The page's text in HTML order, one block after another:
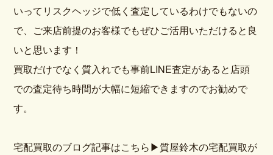
いってリスクヘッジで低く査定しているわけでもないの
で、ご来店前提のお客様でもぜひご活用いただけると良
いと思います！
買取だけでなく質入れでも事前LINE査定があると店頭
での査定待ち時間が大幅に短縮できますのでお勧めで
す。
宅配買取のブログ記事はこちら▶質屋鈴木の宅配買取が